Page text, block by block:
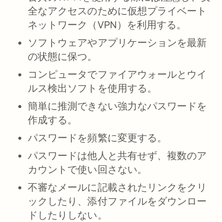
全なアクセスのために仮想プライベート
ネットワーク（VPN）を利用する。
ソフトウェアやアプリケーションを最新
の状態に保つ。
コンピュータでファイアウォールとウイ
ルス検出ソフトを使用する。
簡単に推測できない強力なパスワードを
作成する。
パスワードを頻繁に変更する。
パスワードは他人と共有せず、複数のア
カウントで使い回さない。
不審なメールに記載されたリンクをクリ
ックしたり、添付ファイルをダウンロー
ドしたりしない。